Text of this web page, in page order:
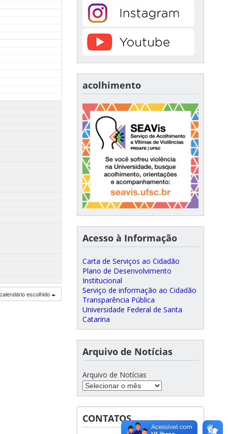
escolhido
acolhimento
Acesso à Informação
Carta de Serviços ao Cidadão
Plano de Desenvolvimento
Institucional
Serviço de informação ao Cidadão
Transparência Pública
Universidade Federal de Santa
Catarina
Arquivo de Notícias
Arquivo de Notícias
CONTATOS